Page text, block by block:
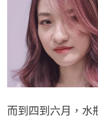
而到四到六月，水